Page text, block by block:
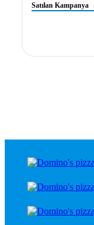
Satılan Kampanya